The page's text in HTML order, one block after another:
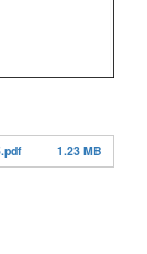
1.23 MB